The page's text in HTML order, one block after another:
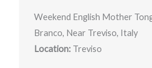
Weekend English Mother
Branco, Near Treviso, Italy
Location:Treviso